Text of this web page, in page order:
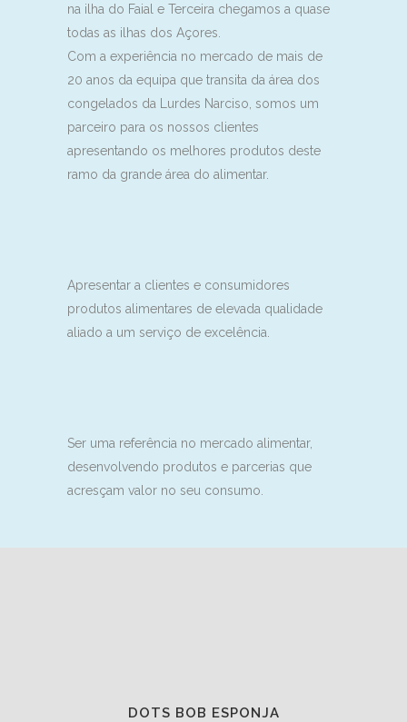
na ilha do Faial e Terceira chegamos a quase
todas as ilhas dos Açores.
Com a experiência no mercado de mais de
20 anos da equipa que transita da área dos
congelados da Lurdes Narciso, somos um
parceiro para os nossos clientes
apresentando os melhores produtos deste
ramo da grande área do alimentar.
Apresentar a clientes e consumidores
produtos alimentares de elevada qualidade
aliado a um serviço de excelência.
Ser uma referência no mercado alimentar,
desenvolvendo produtos e parcerias que
acresçam valor no seu consumo.
DOTS BOB ESPONJA